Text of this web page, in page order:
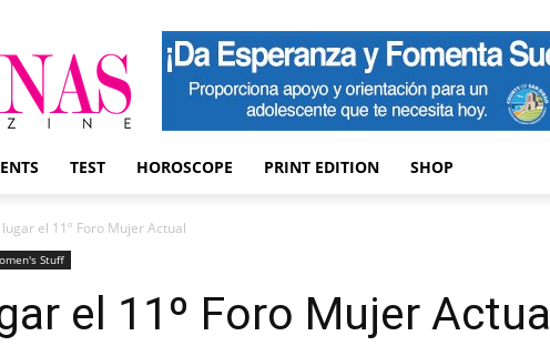
TEST HOROSCOPE PRINT EDITION SHOP
el 11º Foro Mujer Actual
Stuff
el 11º Foro Mujer Actual